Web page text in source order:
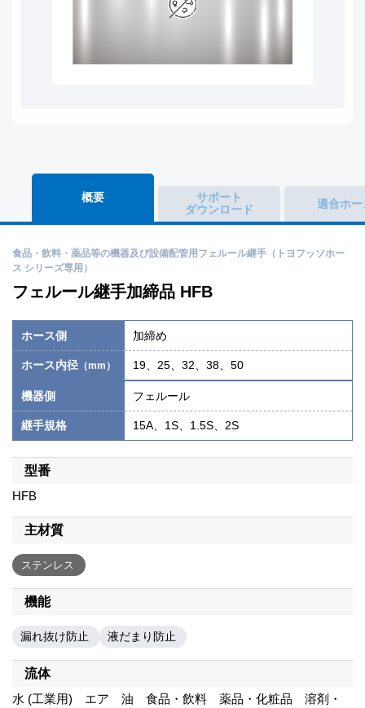
概要
サポート
ダウンロード
適合ホー
フェルール継手加締品 HFB
食品・飲料・薬品等の機器及び設備配管用フェルール継手（トヨフッソホー
ス シリーズ専用）
ホース側 加締め
ホース内径（mm） 19、25、32、38、50
機器側 フェルール
継手規格 15A、1S、1.5S、2S
型番
HFB
主材質
ステンレス
機能
漏れ抜け防止 液だまり防止
流体
水 (工業用) エア 油 食品・飲料 薬品・化粧品 溶剤・